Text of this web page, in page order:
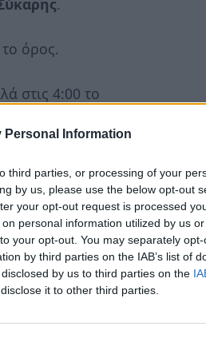
Personal Information
third parties, or processing of your
by us, please use the below opt-out
your opt-out request is processed
personal information utilized by us
your opt-out. You may separately
by third parties on the IAB’s list of
by us to third parties on the
it to other third parties.
όρος.
στις 4:00 το
ψυχική